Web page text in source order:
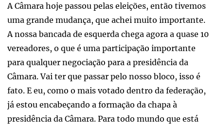
A Câmara hoje passou pelas eleições, então tivemos
uma grande mudança, que achei muito importante.
A nossa bancada de esquerda chega agora a quase 10
vereadores, o que é uma participação importante
para qualquer negociação para a presidência da
Câmara. Vai ter que passar pelo nosso bloco, isso é
fato. E eu, como o mais votado dentro da federação,
já estou encabeçando a formação da chapa à
presidência da Câmara. Para todo mundo que está